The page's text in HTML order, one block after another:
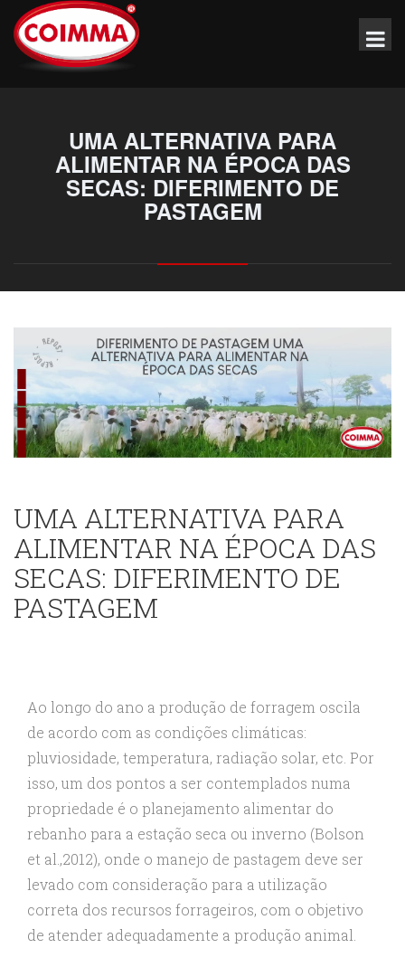
UMA ALTERNATIVA PARA
ALIMENTAR NA ÉPOCA DAS
SECAS: DIFERIMENTO DE
PASTAGEM
UMA ALTERNATIVA PARA
ALIMENTAR NA ÉPOCA DAS
SECAS: DIFERIMENTO DE
PASTAGEM
Ao longo do ano a produção de forragem oscila
de acordo com as condições climáticas:
pluviosidade, temperatura, radiação solar, etc. Por
isso, um dos pontos a ser contemplados numa
propriedade é o planejamento alimentar do
rebanho para a estação seca ou inverno (Bolson
et al.,2012), onde o manejo de pastagem deve ser
levado com consideração para a utilização
correta dos recursos forrageiros, com o objetivo
de atender adequadamente a produção animal.